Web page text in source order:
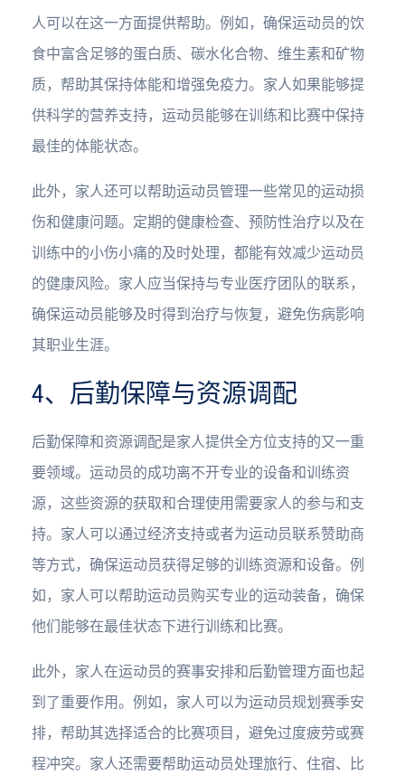
人可以在这一方面提供帮助。例如，确保运动员的饮
食中富含足够的蛋白质、碳水化合物、维生素和矿物
质，帮助其保持体能和增强免疫力。家人如果能够提
供科学的营养支持，运动员能够在训练和比赛中保持
最佳的体能状态。
此外，家人还可以帮助运动员管理一些常见的运动损
伤和健康问题。定期的健康检查、预防性治疗以及在
训练中的小伤小痛的及时处理，都能有效减少运动员
的健康风险。家人应当保持与专业医疗团队的联系，
确保运动员能够及时得到治疗与恢复，避免伤病影响
其职业生涯。
4、后勤保障与资源调配
后勤保障和资源调配是家人提供全方位支持的又一重
要领域。运动员的成功离不开专业的设备和训练资
源，这些资源的获取和合理使用需要家人的参与和支
持。家人可以通过经济支持或者为运动员联系赞助商
等方式，确保运动员获得足够的训练资源和设备。例
如，家人可以帮助运动员购买专业的运动装备，确保
他们能够在最佳状态下进行训练和比赛。
此外，家人在运动员的赛事安排和后勤管理方面也起
到了重要作用。例如，家人可以为运动员规划赛季安
排，帮助其选择适合的比赛项目，避免过度疲劳或赛
程冲突。家人还需要帮助运动员处理旅行、住宿、比